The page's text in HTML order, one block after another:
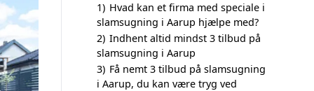
1) Hvad kan et firma med speciale i
slamsugning i Aarup hjælpe med?
2) Indhent altid mindst 3 tilbud på
slamsugning i Aarup
3) Få nemt 3 tilbud på slamsugning
i Aarup, du kan være tryg ved